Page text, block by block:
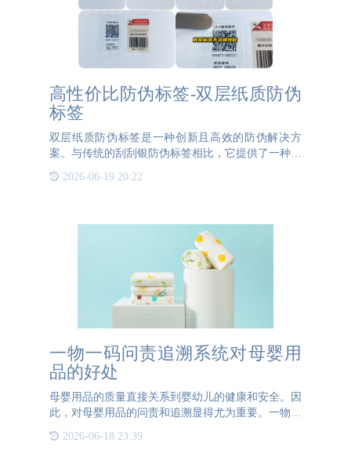
高性价比防伪标签-双层纸质防伪
标签
双层纸质防伪标签是一种创新且高效的防伪解决方
案。与传统的刮刮银防伪标签相比，它提供了一种新
颖的方式来保护防伪码不被轻易查看或复制。这种标
签的设计巧妙在于它采用了两层纸质结构，将防伪码
2026-06-19 20:22
一物一码问责追溯系统对母婴用
品的好处
母婴用品的质量直接关系到婴幼儿的健康和安全。因
此，对母婴用品的问责和追溯显得尤为重要。一物一
码问责追溯系统的引入，为母婴用品提供了多重保
障，确保产品的质量和安全。一物一码问责追溯系统
2026-06-18 23:39